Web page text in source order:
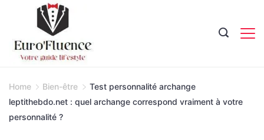
content
Home Bien-être
Test personnalité archange
leptithebdo.net : quel archange correspond vraiment à votre
personnalité ?